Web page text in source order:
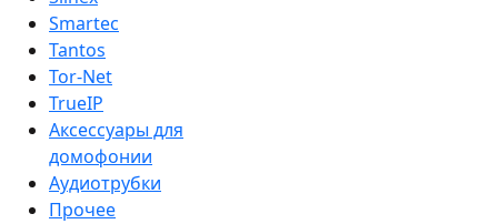
Smartec
Tantos
Tor-Net
TrueIP
Аксессуары для
домофонии
Аудиотрубки
Прочее